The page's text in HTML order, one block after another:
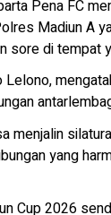
Pena FC
Madiun A
sore di tempat
menjalin
yang
Cup 2026